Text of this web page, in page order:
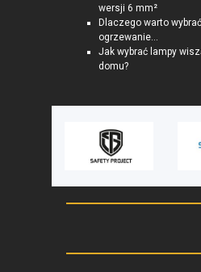
wersji 6 mm²
Dlaczego warto wybrać
ogrzewanie...
Jak wybrać lampy
domu?